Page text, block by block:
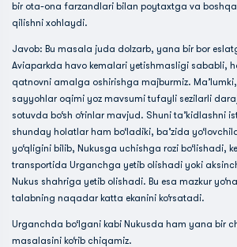
bir ota-ona farzandlari bilan poytaxtga va
qilishni xohlaydi.
Javob: Bu masala juda dolzarb, yana bir bor
Aviaparkda havo kemalari yetishmasligi sababli,
qatnovni amalga oshirishga majburmiz.
sayyohlar oqimi yoz mavsumi tufayli sezilarli
sotuvda bo‘sh o‘rinlar mavjud. Shuni ta’kidlashni
shunday holatlar ham bo‘ladiki, ba’zida
yo‘qligini bilib, Nukusga uchishga rozi bo‘lishadi,
transportida Urganchga yetib olishadi yoki
Nukus shahriga yetib olishadi. Bu esa mazkur
talabning naqadar katta ekanini ko‘rsatadi.
Urganchda bo‘lgani kabi Nukusda ham yana bir
masalasini ko‘rib chiqamiz.